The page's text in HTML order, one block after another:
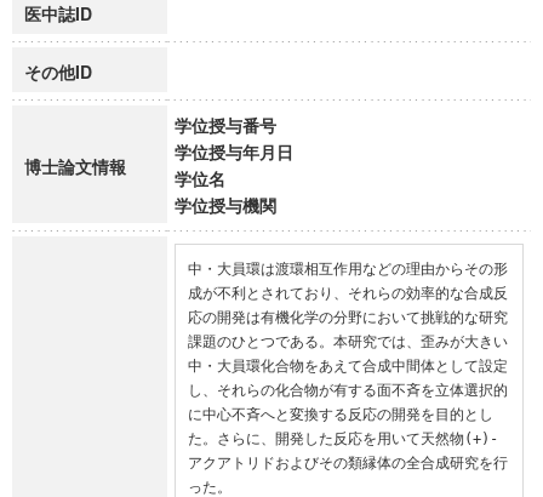
医中誌ID
その他ID
博士論文情報
学位授与番号
学位授与年月日
学位名
学位授与機関
中・大員環は渡環相互作用などの理由からその形
成が不利とされており、それらの効率的な合成反
応の開発は有機化学の分野において挑戦的な研究
課題のひとつである。本研究では、歪みが大きい
中・大員環化合物をあえて合成中間体として設定
し、それらの化合物が有する面不斉を立体選択的
に中心不斉へと変換する反応の開発を目的とし
た。さらに、開発した反応を用いて天然物(+)-
アクアトリドおよびその類縁体の全合成研究を行
った。